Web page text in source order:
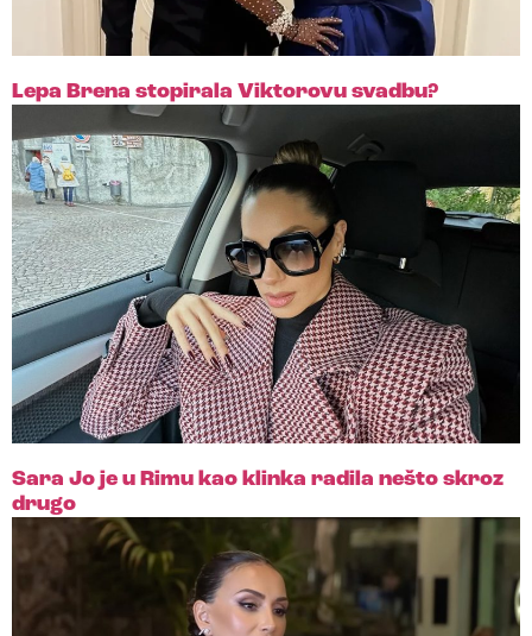
Lepa Brena stopirala Viktorovu svadbu?
Sara Jo je u Rimu kao klinka radila nešto skroz
drugo